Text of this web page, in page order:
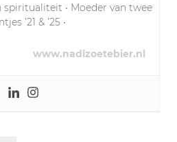
spiritualiteit • Moeder van twee
’21 & ’25 •
www.nadizoetebier.nl